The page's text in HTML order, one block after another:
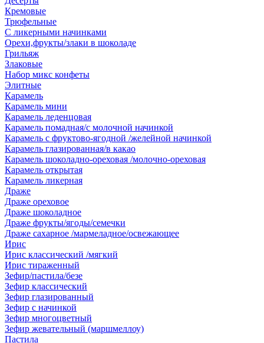
Кремовые
Трюфельные
С ликерными начинками
Орехи,фрукты/злаки в шоколаде
Грильяж
Злаковые
Набор микс конфеты
Элитные
Карамель
Карамель мини
Карамель леденцовая
Карамель помадная/с молочной начинкой
Карамель с фруктово-ягодной /желейной начинкой
Карамель глазированная/в какао
Карамель шоколадно-ореховая /молочно-ореховая
Карамель открытая
Карамель ликерная
Драже
Драже ореховое
Драже шоколадное
Драже фрукты/ягоды/семечки
Драже сахарное /мармеладное/освежающее
Ирис
Ирис классический /мягкий
Ирис тираженный
Зефир/пастила/безе
Зефир классический
Зефир глазированный
Зефир с начинкой
Зефир многоцветный
Зефир жевательный (маршмеллоу)
Пастила